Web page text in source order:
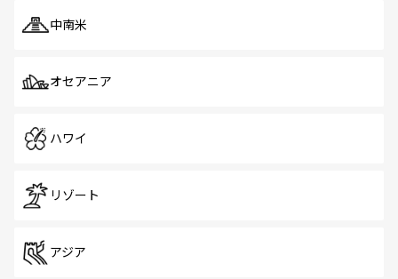
中南米
オセアニア
ハワイ
リゾート
アジア